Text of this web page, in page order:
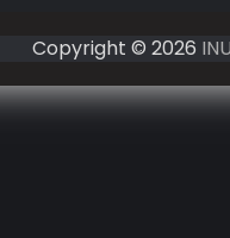
Copyright © 2026